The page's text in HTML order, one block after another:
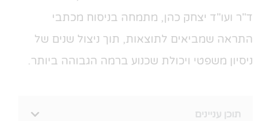
ד"ר ועו"ד יצחק כהן, מתמחה בניסוח מכתבי
התראה שמביאים לתוצאות, תוך ניצול שנים של
ניסיון משפטי ויכולת שכנוע ברמה הגבוהה ביותר.
תוכן עניינים